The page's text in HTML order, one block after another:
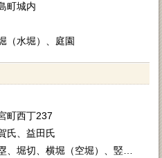
町城内
（水堀）、庭園
町西丁237
氏、益田氏